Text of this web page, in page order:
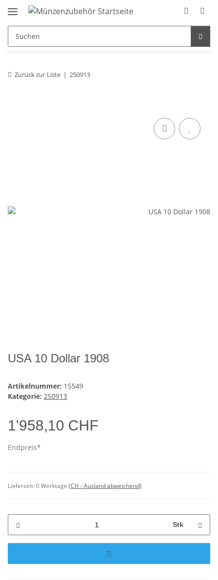
Zurück zur Liste 250913
USA 10 Dollar 1908
Artikelnummer: 15549
Kategorie: 250913
1'958,10 CHF
Endpreis*
Lieferzeit:0 Werktage (CH - Ausland abweichend)
Stk